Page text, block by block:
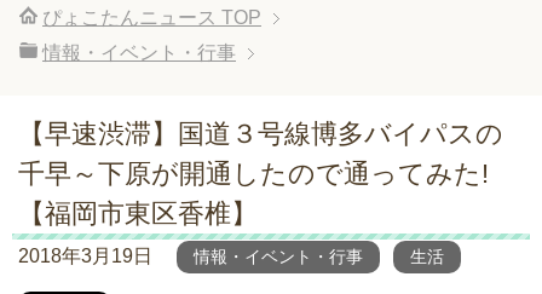
ぴょこたんニュース TOP
情報・イベント・行事
【早速渋滞】国道３号線博多バイパスの
千早～下原が開通したので通ってみた!
【福岡市東区香椎】
2018年3月19日 情報・イベント・行事 生活